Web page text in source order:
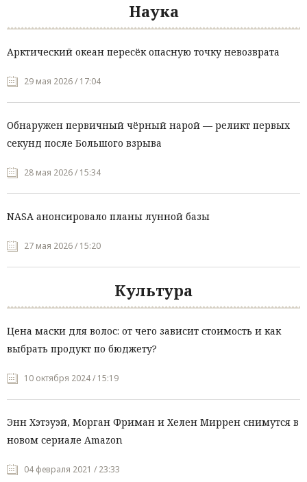
Наука
Арктический океан пересёк опасную точку невозврата
29 мая 2026 / 17:04
Обнаружен первичный чёрный нарой — реликт первых
секунд после Большого взрыва
28 мая 2026 / 15:34
NASA анонсировало планы лунной базы
27 мая 2026 / 15:20
Культура
Цена маски для волос: от чего зависит стоимость и как
выбрать продукт по бюджету?
10 октября 2024 / 15:19
Энн Хэтэуэй, Морган Фриман и Хелен Миррен снимутся в
новом сериале Amazon
04 февраля 2021 / 23:33